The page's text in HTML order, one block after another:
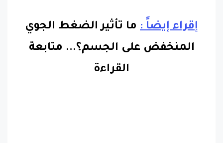
المنخفض على الجسم؟... متابعة
القراءة